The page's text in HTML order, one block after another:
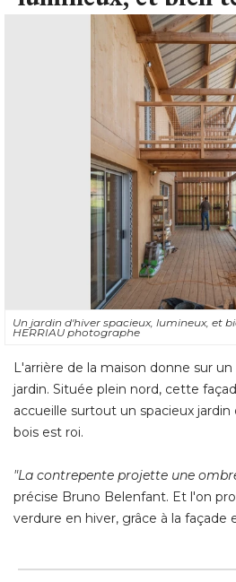
Un jardin d'hiver spacieux, lumineux, et
HERRIAU photographe
L'arrière de la maison donne sur
jardin. Située plein nord, cette
accueille surtout un spacieux jardin
bois est roi.
"La contrepente projette une
précise Bruno Belenfant. Et l'on
verdure en hiver, grâce à la façade